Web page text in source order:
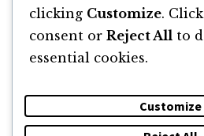
clicking Customize. Click
consent or Reject All to
essential cookies.
Customize